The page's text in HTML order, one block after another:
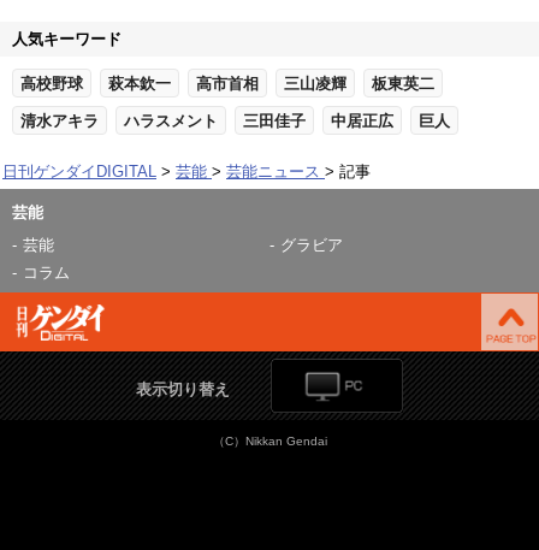
人気キーワード
高校野球 萩本欽一 高市首相 三山凌輝 板東英二
清水アキラ ハラスメント 三田佳子 中居正広 巨人
日刊ゲンダイDIGITAL 芸能 芸能ニュース 記事
芸能
芸能
グラビア
コラム
表示切り替え
（C）Nikkan Gendai